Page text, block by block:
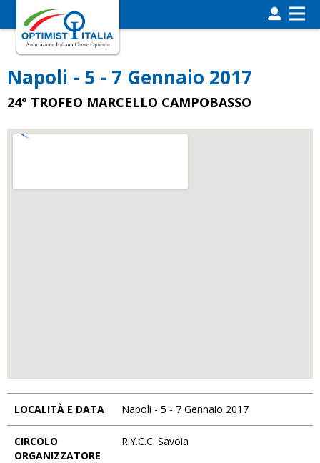
Napoli - 5 - 7 Gennaio 2017
24° TROFEO MARCELLO CAMPOBASSO
LOCALITÀ E DATA Napoli - 5 - 7 Gennaio 2017
CIRCOLO
ORGANIZZATORE
R.Y.C.C. Savoia